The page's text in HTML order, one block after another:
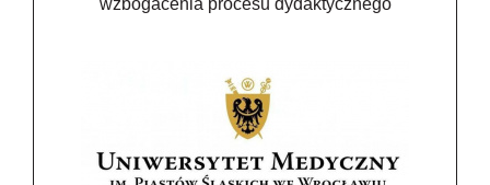
wzbogacenia procesu dydaktycznego